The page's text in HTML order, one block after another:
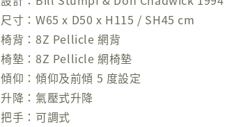
尺寸：W65 x D50 x H115 / SH45 cm
椅背：8Z Pellicle 網背
椅墊：8Z Pellicle 網椅墊
傾仰：傾仰及前傾 5 度設定
升降：氣壓式升降
把手：可調式